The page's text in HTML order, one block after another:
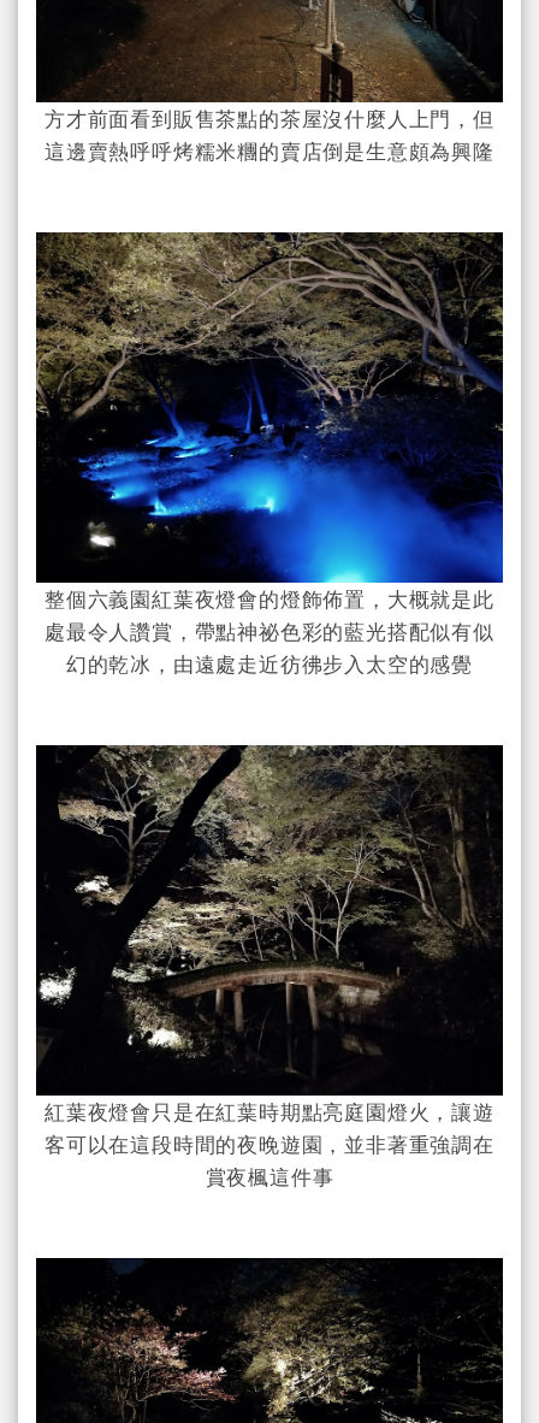
方才前面看到販售茶點的茶屋沒什麼人上門，但
這邊賣熱呼呼烤糯米糰的賣店倒是生意頗為興隆
整個六義園紅葉夜燈會的燈飾佈置，大概就是此
處最令人讚賞，帶點神祕色彩的藍光搭配似有似
幻的乾冰，由遠處走近彷彿步入太空的感覺
紅葉夜燈會只是在紅葉時期點亮庭園燈火，讓遊
客可以在這段時間的夜晚遊園，並非著重強調在
賞夜楓這件事